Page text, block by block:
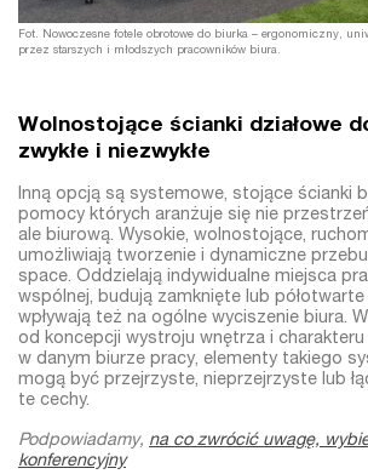
Fot. Nowoczesne fotele obrotowe do biurka – ergonomiczny,
przez starszych i młodszych pracowników biura.
Wolnostojące ścianki działowe
zwykłe i niezwykłe
Inną opcją są systemowe, stojące ścianki
pomocy których aranżuje się nie
ale biurową. Wysokie, wolnostojące,
umożliwiają tworzenie i dynamiczne
space. Oddzielają indywidualne miejsca
wspólnej, budują zamknięte lub
wpływają też na ogólne wyciszenie biura.
od koncepcji wystroju wnętrza i charakteru
w danym biurze pracy, elementy takiego
mogą być przejrzyste, nieprzejrzyste lub
te cechy.
Podpowiadamy, na co zwrócić uwagę,
konferencyjny